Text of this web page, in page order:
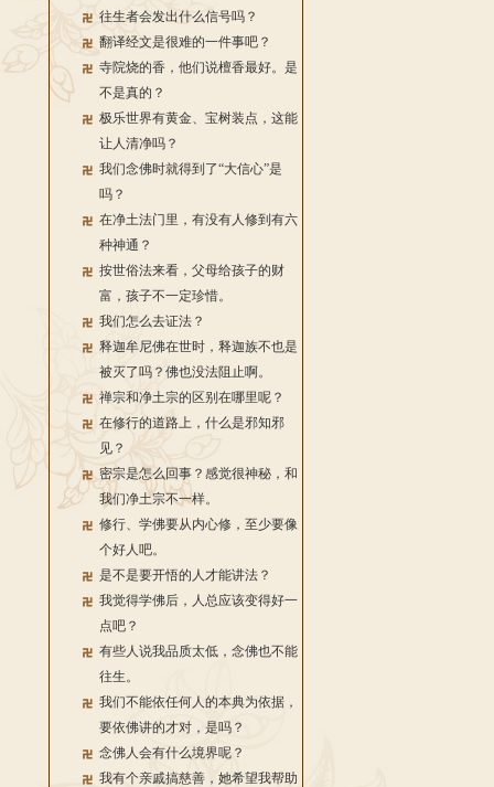
往生者会发出什么信号吗？
翻译经文是很难的一件事吧？
寺院烧的香，他们说檀香最好。是
不是真的？
极乐世界有黄金、宝树装点，这能
让人清净吗？
我们念佛时就得到了“大信心”是
吗？
在净土法门里，有没有人修到有六
种神通？
按世俗法来看，父母给孩子的财
富，孩子不一定珍惜。
我们怎么去证法？
释迦牟尼佛在世时，释迦族不也是
被灭了吗？佛也没法阻止啊。
禅宗和净土宗的区别在哪里呢？
在修行的道路上，什么是邪知邪
见？
密宗是怎么回事？感觉很神秘，和
我们净土宗不一样。
修行、学佛要从内心修，至少要像
个好人吧。
是不是要开悟的人才能讲法？
我觉得学佛后，人总应该变得好一
点吧？
有些人说我品质太低，念佛也不能
往生。
我们不能依任何人的本典为依据，
要依佛讲的才对，是吗？
念佛人会有什么境界呢？
我有个亲戚搞慈善，她希望我帮助